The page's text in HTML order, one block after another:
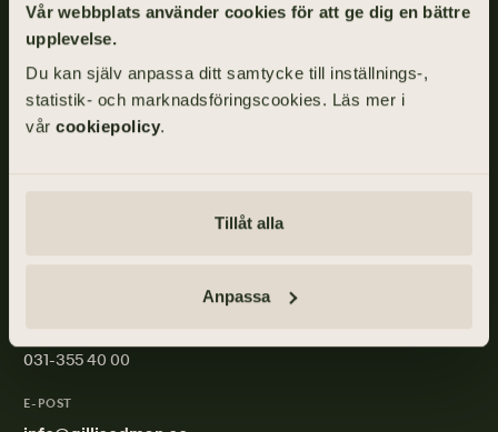
Vår webbplats använder cookies för att ge dig en bättre
upplevelse.
Du kan själv anpassa ditt samtycke till inställnings-,
statistik- och marknadsföringscookies. Läs mer i
vår cookiepolicy.
Tillåt alla
Anpassa
Gillis Edman är en av Sveriges mest anlitade begravningsbyråer.
På våra kontor fördelade över hela Västsverige hjälper vi kunder
Om Gillis Edman
Jobba hos oss
Kontakta oss
031-355 40 00
E-POST